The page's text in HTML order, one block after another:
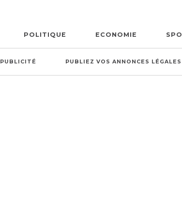
POLITIQUE ECONOMIE
PUBLICITÉ PUBLIEZ VOS ANNONCES LÉGALES